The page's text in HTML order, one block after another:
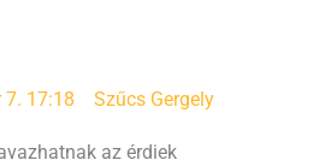
7. 17:18 Szűcs Gergely
az érdiek